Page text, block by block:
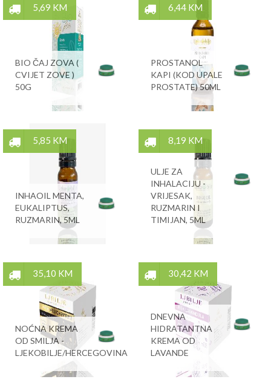
5,69 KM
BIO ČAJ ZOVA (
CVIJET ZOVE )
50G
6,44 KM
PROSTANOL
KAPI (KOD UPALE
PROSTATE) 50ML
5,85 KM
INHAOIL MENTA,
EUKALIPTUS,
RUZMARIN, 5ML
8,19 KM
ULJE ZA
INHALACIJU -
VRIJESAK,
RUZMARIN I
TIMIJAN, 5ML
35,10 KM
NOĆNA KREMA
OD SMILJA -
LJEKOBILJE/HERCEGOVINA
30,42 KM
DNEVNA
HIDRATANTNA
KREMA OD
LAVANDE